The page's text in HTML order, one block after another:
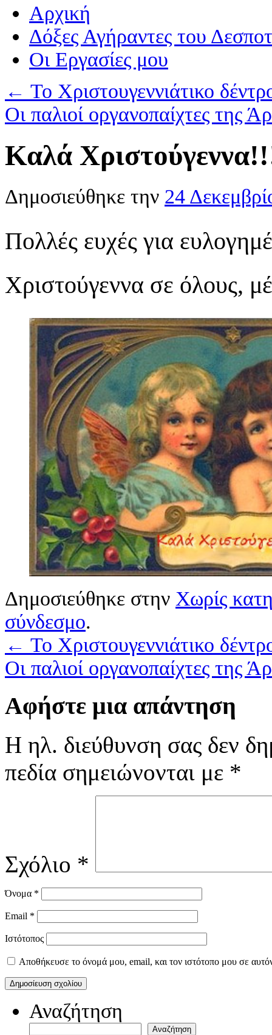
Αρχική
Δόξες Αγήραντες του
Οι Eργασίες μου
← Το Χριστουγεννιάτικο
Οι παλιοί οργανοπαίχτες της
Καλά
Δημοσιεύθηκε την 24
Πολλές ευχές για
Χριστούγεννα σε όλους,
Δημοσιεύθηκε στην Χωρίς
σύνδεσμο.
← Το Χριστουγεννιάτικο
Οι παλιοί οργανοπαίχτες της
Αφήστε μια απάντηση
Η ηλ. διεύθυνση σας δεν
πεδία σημειώνονται με *
Σχόλιο *
Όνομα *
Email *
Ιστότοπος
Αποθήκευσε το όνομά μου, email, και τον ιστότοπο μου σε
Αναζήτηση
Αναζήτηση